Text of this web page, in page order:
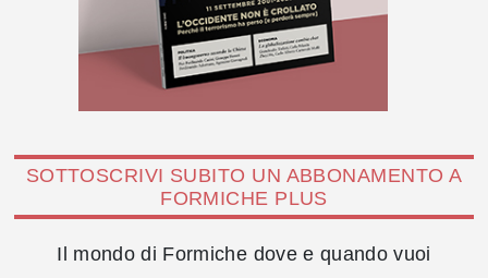
SOTTOSCRIVI SUBITO UN ABBONAMENTO A
FORMICHE PLUS
Il mondo di Formiche dove e quando vuoi